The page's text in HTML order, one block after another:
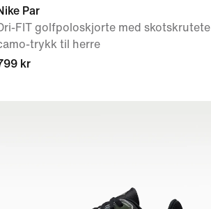
Par
FIT golfpoloskjorte med skotskrutete
trykk til herre
kr